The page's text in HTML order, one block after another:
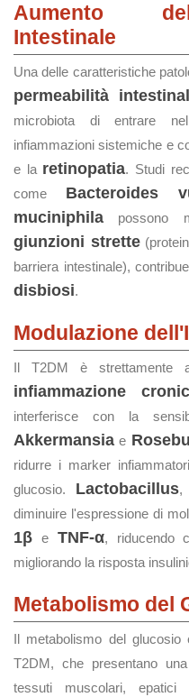
Aumento
Intestinale
Una delle caratteristiche
permeabilità
microbiota di entrare
infiammazioni sistemiche e
e la retinopatia. Studi
come Bacteroides
muciniphila possono
giunzioni strette
barriera intestinale),
disbiosi.
Modulazione
Il T2DM è strettamente
infiammazione
interferisce con la
Akkermansia e
ridurre i marker
glucosio. Lactobacillus,
diminuire l'espressione di
1β e TNF-α, riducendo
migliorando la risposta
Metabolismo del
Il metabolismo del
T2DM, che presentano
tessuti muscolari,